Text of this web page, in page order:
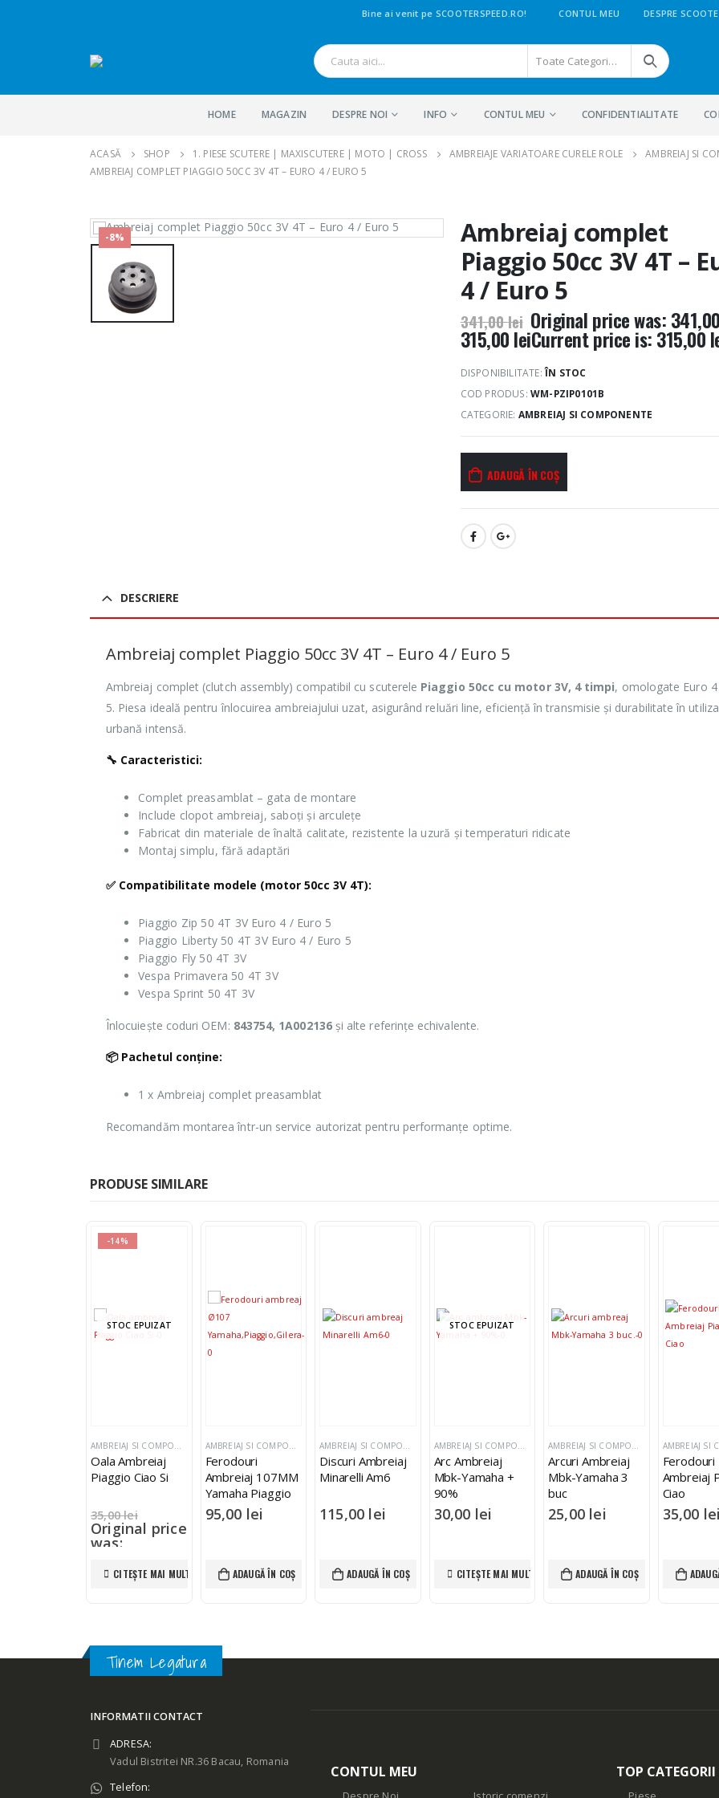
Bine ai venit pe SCOOTERSPEED.RO! CONTUL MEU DESPRE
Toate Categoriile
HOME MAGAZIN DESPRE NOI INFO CONTUL MEU CONFIDENTIALITATE
ACASĂ SHOP 1. PIESE SCUTERE | MAXISCUTERE | MOTO | CROSS AMBREIAJE VARIATOARE CURELE ROLE
AMBREIAJ SI
AMBREIAJ COMPLET PIAGGIO 50CC 3V 4T – EURO 4 / EURO 5
-8%
Ambreiaj complet
Piaggio 50cc 3V 4T –
4 / Euro 5
341,00lei Original price was:
315,00leiCurrent price is: 315,00
DISPONIBILITATE:ÎN STOC
COD PRODUS:WM-PZIP0101B
CATEGORIE: AMBREIAJ SI COMPONENTE
ADAUGĂ ÎN COȘ
DESCRIERE
Ambreiaj complet Piaggio 50cc 3V 4T – Euro 4 / Euro 5
Ambreiaj complet (clutch assembly) compatibil cu scuterele Piaggio 50cc cu motor 3V, 4 timpi, omologate Euro 4
5. Piesa ideală pentru înlocuirea ambreiajului uzat, asigurând reluări line, eficiență în transmisie și durabilitate în
urbană intensă.
🔧 Caracteristici:
Complet preasamblat – gata de montare
Include clopot ambreiaj, saboți și arculețe
Fabricat din materiale de înaltă calitate, rezistente la uzură și temperaturi ridicate
Montaj simplu, fără adaptări
✅ Compatibilitate modele (motor 50cc 3V 4T):
Piaggio Zip 50 4T 3V Euro 4 / Euro 5
Piaggio Liberty 50 4T 3V Euro 4 / Euro 5
Piaggio Fly 50 4T 3V
Vespa Primavera 50 4T 3V
Vespa Sprint 50 4T 3V
Înlocuiește coduri OEM: 843754, 1A002136și alte referințe echivalente.
📦 Pachetul conține:
1 x Ambreiaj complet preasamblat
Recomandăm montarea într-un service autorizat pentru performanțe optime.
PRODUSE SIMILARE
-14%
STOC EPUIZAT
AMBREIAJ SI COMPONENTE
Oala Ambreiaj
Piaggio Ciao Si
35,00lei
Original price
was:
30,00lei
Current price
CITEȘTE MAI MULT
AMBREIAJ SI COMPONENTE
Ferodouri
Ambreiaj 107MM
Yamaha Piaggio
Gilera
95,00 lei
ADAUGĂ ÎN COȘ
AMBREIAJ SI COMPONENTE
Discuri Ambreiaj
Minarelli Am6
115,00 lei
ADAUGĂ ÎN COȘ
STOC EPUIZAT
AMBREIAJ SI COMPONENTE
Arc Ambreiaj
Mbk-Yamaha +
90%
30,00 lei
CITEȘTE MAI MULT
AMBREIAJ SI COMPONENTE
Arcuri Ambreiaj
Mbk-Yamaha 3
buc
25,00 lei
ADAUGĂ ÎN COȘ
Ferodouri
Ambreiaj
Ciao
35,00 lei
Tinem Legatura
INFORMATII CONTACT
ADRESA:
Vadul Bistritei NR.36 Bacau, Romania
Telefon:
CONTUL MEU TOP CATEGORII